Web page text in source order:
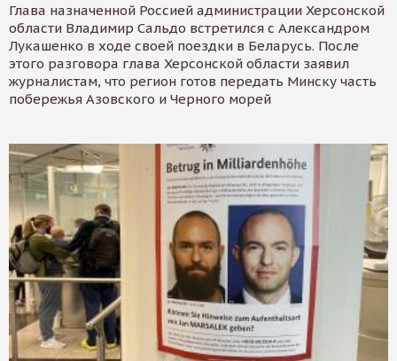
Глава назначенной Россией администрации Херсонской
области Владимир Сальдо встретился с Александром
Лукашенко в ходе своей поездки в Беларусь. После
этого разговора глава Херсонской области заявил
журналистам, что регион готов передать Минску часть
побережья Азовского и Черного морей